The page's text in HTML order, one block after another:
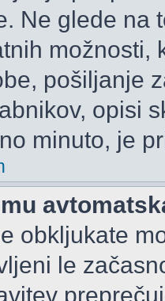
Ne glede na
možnosti,
pošiljanje
opisi
minuto, je
obkljukate
le